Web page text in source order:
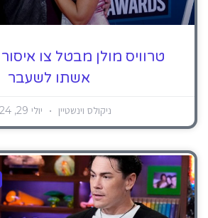
טרוויס מולן מבטל צו
אשתו לשעבר
ניקולס וינשטיין יולי 29, 2024